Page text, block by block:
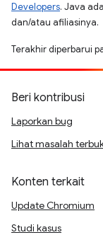
Developers. Java
dan/atau afiliasinya.
Terakhir diperbarui
Beri kontribusi
Laporkan bug
Lihat masalah
Konten terkait
Update Chromium
Studi kasus